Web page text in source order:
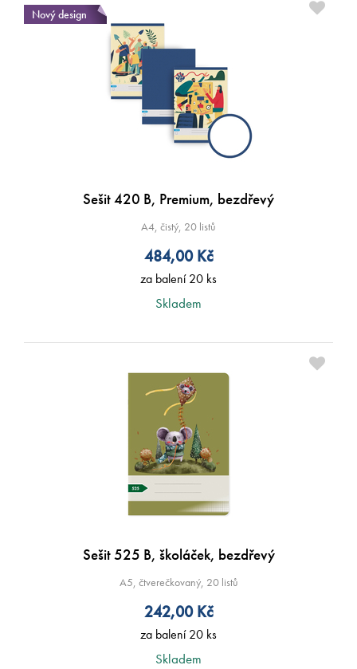
Nový design
Sešit 420 B, Premium, bezdřevý
A4, čistý, 20 listů
484,00Kč
za balení 20 ks
Skladem
Sešit 525 B, školáček, bezdřevý
A5, čtverečkovaný, 20 listů
242,00Kč
za balení 20 ks
Skladem